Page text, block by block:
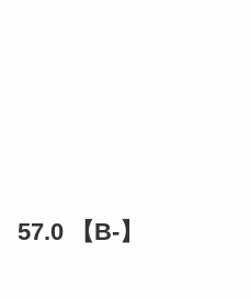
【B-】